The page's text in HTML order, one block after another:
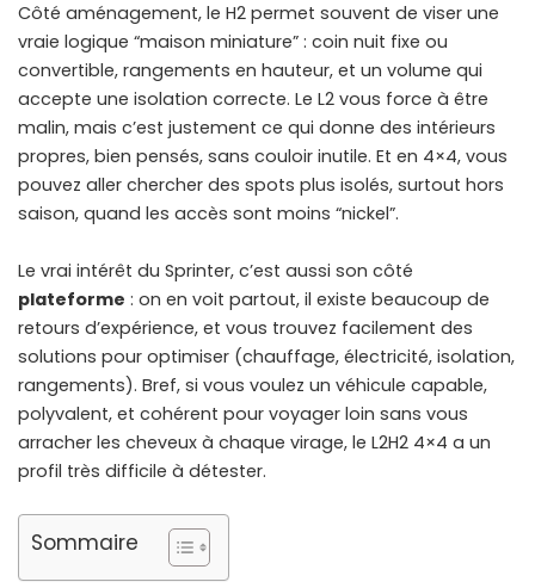
Côté aménagement, le H2 permet souvent de viser une
vraie logique “maison miniature” : coin nuit fixe ou
convertible, rangements en hauteur, et un volume qui
accepte une isolation correcte. Le L2 vous force à être
malin, mais c’est justement ce qui donne des intérieurs
propres, bien pensés, sans couloir inutile. Et en 4×4, vous
pouvez aller chercher des spots plus isolés, surtout hors
saison, quand les accès sont moins “nickel”.
Le vrai intérêt du Sprinter, c’est aussi son côté
plateforme : on en voit partout, il existe beaucoup de
retours d’expérience, et vous trouvez facilement des
solutions pour optimiser (chauffage, électricité, isolation,
rangements). Bref, si vous voulez un véhicule capable,
polyvalent, et cohérent pour voyager loin sans vous
arracher les cheveux à chaque virage, le L2H2 4×4 a un
profil très difficile à détester.
Sommaire